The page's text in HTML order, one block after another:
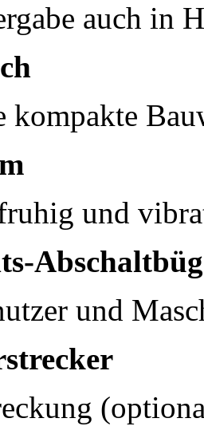
auch in
kompakte
und
und